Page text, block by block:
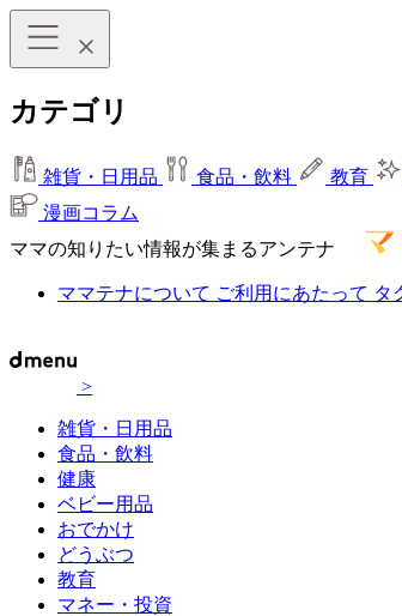
カテゴリ
雑貨・日用品 食品・飲料 教育
漫画コラム
ママの知りたい情報が集まるアンテナ
ママテナについて ご利用にあたって タ
>
雑貨・日用品
食品・飲料
健康
ベビー用品
おでかけ
どうぶつ
教育
マネー・投資